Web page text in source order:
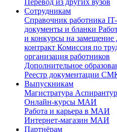
Перевод из других вузов
Сотрудникам
Cправочник работника
документы и бланки
и конкурсы на замещение
контракт Комиссия по
организация работников
Дополнительное
Реестр документации
Выпускникам
Магистратура
Онлайн-курсы МАИ
Работа и карьера в МАИ
Интернет-магазин МАИ
Партнёрам